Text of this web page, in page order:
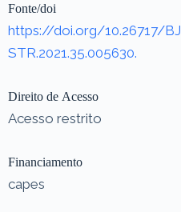
Fonte/doi
https://doi.org/10.26717/BJ
STR.2021.35.005630.
Direito de Acesso
Acesso restrito
Financiamento
capes